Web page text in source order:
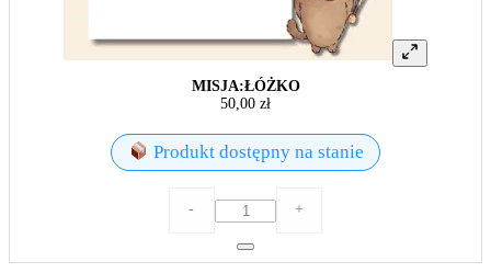
MISJA:ŁÓŻKO
50,00 zł
Produkt dostępny na stanie
-
ilość
MISJA:ŁÓŻKO
+